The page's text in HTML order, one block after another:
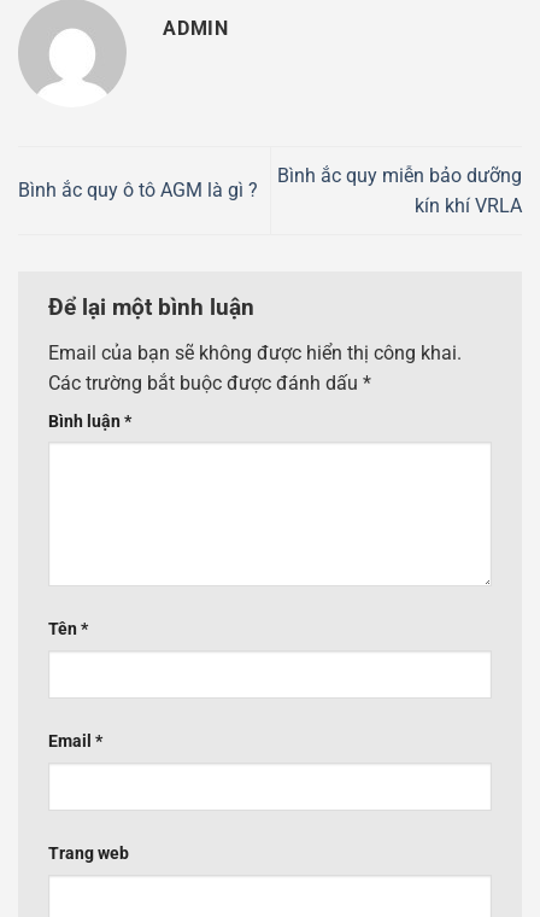
ADMIN
Bình ắc quy ô tô AGM là gì ?
Bình ắc quy miễn bảo dưỡng
kín khí VRLA
Để lại một bình luận
Email của bạn sẽ không được hiển thị công khai.
Các trường bắt buộc được đánh dấu *
Bình luận *
Tên *
Email *
Trang web